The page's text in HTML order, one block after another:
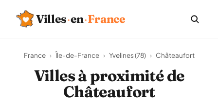
Villes·en·France
France › Île-de-France › Yvelines (78) › Châteaufort
Villes à proximité de
Châteaufort